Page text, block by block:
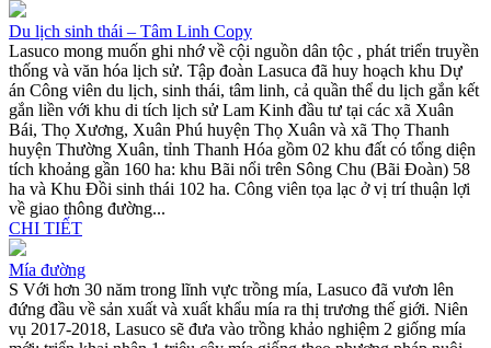
Du lịch sinh thái – Tâm Linh Copy
Lasuco mong muốn ghi nhớ về cội nguồn dân tộc , phát triển truyền
thống và văn hóa lịch sử. Tập đoàn Lasuca đã huy hoạch khu Dự
án Công viên du lịch, sinh thái, tâm linh, cả quần thể du lịch gắn kết
gắn liền với khu di tích lịch sử Lam Kinh đầu tư tại các xã Xuân
Bái, Thọ Xương, Xuân Phú huyện Thọ Xuân và xã Thọ Thanh
huyện Thường Xuân, tỉnh Thanh Hóa gồm 02 khu đất có tổng diện
tích khoảng gần 160 ha: khu Bãi nổi trên Sông Chu (Bãi Đoàn) 58
ha và Khu Đồi sinh thái 102 ha. Công viên tọa lạc ở vị trí thuận lợi
về giao thông đường...
CHI TIẾT
Mía đường
S Với hơn 30 năm trong lĩnh vực trồng mía, Lasuco đã vươn lên
đứng đầu về sản xuất và xuất khẩu mía ra thị trương thế giới. Niên
vụ 2017-2018, Lasuco sẽ đưa vào trồng khảo nghiệm 2 giống mía